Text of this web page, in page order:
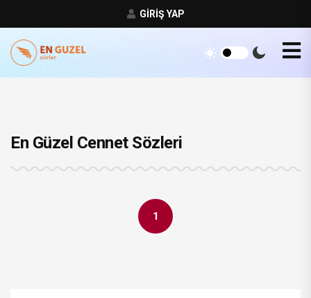
GIRIŞ YAP
En Güzel Cennet Sözleri
1